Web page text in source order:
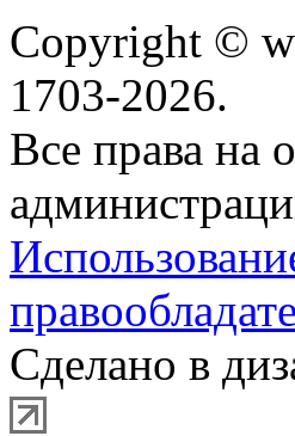
Copyright ©
1703-2026.
Все права на
Сделано в